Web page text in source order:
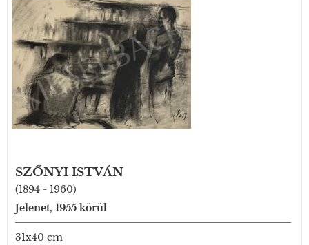
SZŐNYI ISTVÁN
(1894 - 1960)
Jelenet, 1955 körül
31x40 cm